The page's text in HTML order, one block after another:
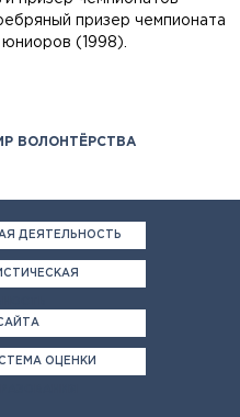
призер чемпионата
(1998).
ВОЛОНТЁРСТВА
ДЕЯТЕЛЬНОСТЬ
ОЦЕНКИ